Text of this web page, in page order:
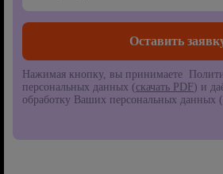
Нажимая кнопку, вы принимаете
персональных данных (скачать PDF) и
обработку Ваших персональных данных (